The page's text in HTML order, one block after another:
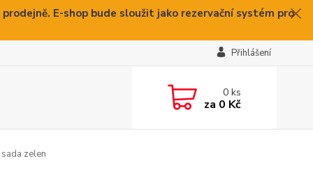
E-shop bude sloužit jako rezervační systém pro
Přihlášení
0ks
za 0 Kč
zelen